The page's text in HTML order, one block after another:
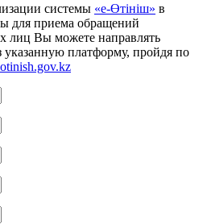
системы «е-Өтініш» в
для приема обращений
лиц Вы можете направлять
платформу, пройдя по